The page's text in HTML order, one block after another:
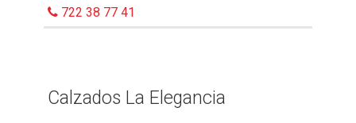
722 38 77 41
Calzados La Elegancia